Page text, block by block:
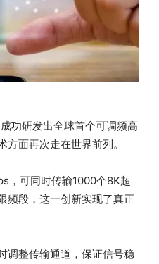
功研发出全球首个可调频高
面再次走在世界前列。
，可同时传输1000个8K超
频段，这一创新实现了真正
调整传输通道，保证信号稳